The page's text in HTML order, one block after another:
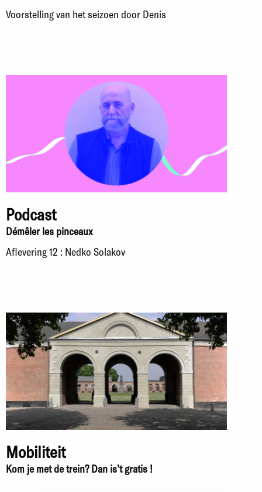
Voorstelling van het seizoen door Denis
Podcast
Démêler les pinceaux
Aflevering 12 : Nedko Solakov
Mobiliteit
Kom je met de trein? Dan is’t gratis !